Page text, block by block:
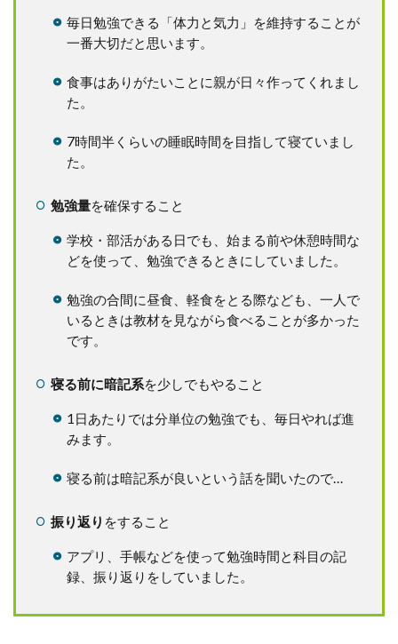
毎日勉強できる「体力と気力」を維持することが
一番大切だと思います。
食事はありがたいことに親が日々作ってくれまし
た。
7時間半くらいの睡眠時間を目指して寝ていまし
た。
勉強量を確保すること
学校・部活がある日でも、始まる前や休憩時間な
どを使って、勉強できるときにしていました。
勉強の合間に昼食、軽食をとる際なども、一人で
いるときは教材を見ながら食べることが多かった
です。
寝る前に暗記系を少しでもやること
1日あたりでは分単位の勉強でも、毎日やれば進
みます。
寝る前は暗記系が良いという話を聞いたので…
振り返り をすること
アプリ、手帳などを使って勉強時間と科目の記
録、振り返りをしていました。